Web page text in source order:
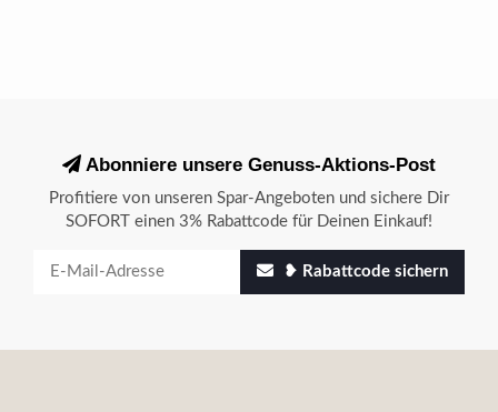
Abonniere unsere Genuss-Aktions-Post
Profitiere von unseren Spar-Angeboten und sichere Dir
SOFORT einen 3% Rabattcode für Deinen Einkauf!
❥ Rabattcode sichern